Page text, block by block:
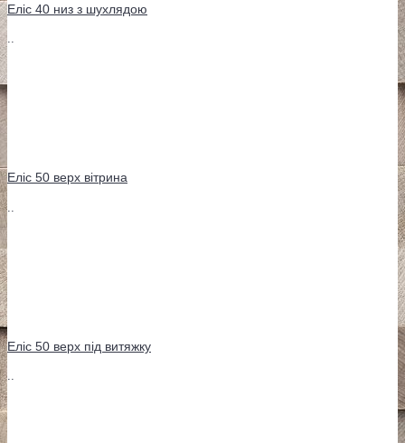
Еліс 40 низ з шухлядою
..
Еліс 50 верх вітрина
Еліс 50 верх під витяжку
..